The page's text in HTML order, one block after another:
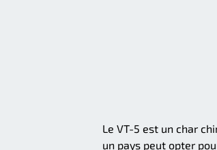
Le VT-5 est un char
un pays peut opter